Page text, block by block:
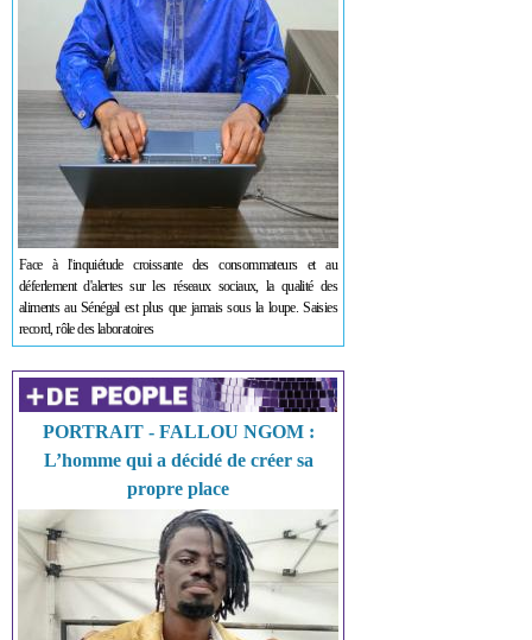
Face à l'inquiétude croissante des consommateurs et au
déferlement d'alertes sur les réseaux sociaux, la qualité des
aliments au Sénégal est plus que jamais sous la loupe. Saisies
record, rôle des laboratoires
PORTRAIT - FALLOU NGOM :
L’homme qui a décidé de créer sa
propre place